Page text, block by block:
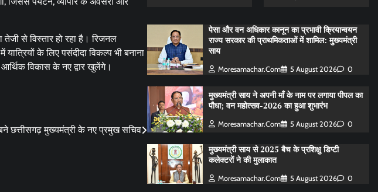
से विस्तार हो रहा है। रिजनल
के लिए पसंदीदा विकल्प भी बनाना
विकास के नए द्वार खुलेंगे।
छत्तीसगढ़ मुख्यमंत्री के नए प्रमुख सचिव
पेसा और वन अधिकार कानून का प्रभावी क्रियान्वयन
राज्य सरकार की प्राथमिकताओं में शामिल: मुख्यमंत्री
साय
Moresamachar.com 5 August 2026 0
मुख्यमंत्री साय ने अपनी माँ के नाम पर लगाया पीपल का
पौधा; वन महोत्सव-2026 का हुआ शुभारंभ
Moresamachar.com 5 August 2026 0
मुख्यमंत्री साय से 2025 बैच के प्रशिक्षु डिप्टी
कलेक्टरों ने की मुलाकात
Moresamachar.com 5 August 2026 0